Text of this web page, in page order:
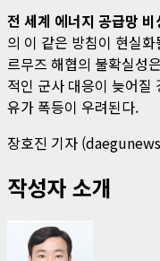
전 세계 에너지 공급망
의 이 같은 방침이 현실
르무즈 해협의 불확실성
적인 군사 대응이 늦어질
유가 폭등이 우려된다.
장호진 기자
작성자 소개